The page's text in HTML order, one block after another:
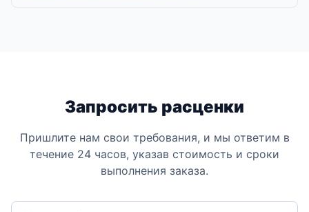
Запросить расценки
Пришлите нам свои требования, и мы ответим в
течение 24 часов, указав стоимость и сроки
выполнения заказа.